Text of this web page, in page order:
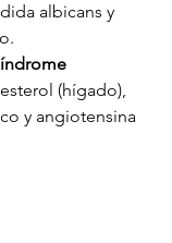
albicans y
(hígado),
y angiotensina